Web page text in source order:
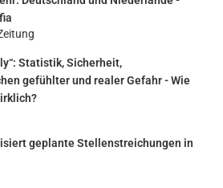
Statistik, Sicherheit,
gefühlter und realer Gefahr - Wie
geplante Stellenstreichungen in